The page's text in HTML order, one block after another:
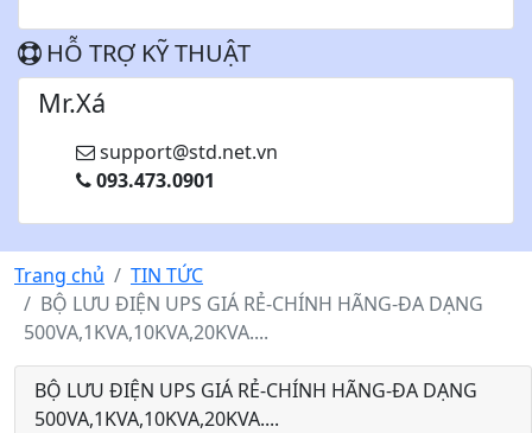
HỖ TRỢ KỸ THUẬT
Mr.Xá
support@std.net.vn
093.473.0901
Trang chủ
TIN TỨC
BỘ LƯU ĐIỆN UPS GIÁ RẺ-CHÍNH HÃNG-ĐA DẠNG
500VA,1KVA,10KVA,20KVA....
BỘ LƯU ĐIỆN UPS GIÁ RẺ-CHÍNH HÃNG-ĐA DẠNG
500VA,1KVA,10KVA,20KVA....